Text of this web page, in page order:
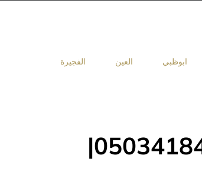
ابوظبي العين الفجيرة
تركيب جبس بورد في ابوظبي |0503418441|